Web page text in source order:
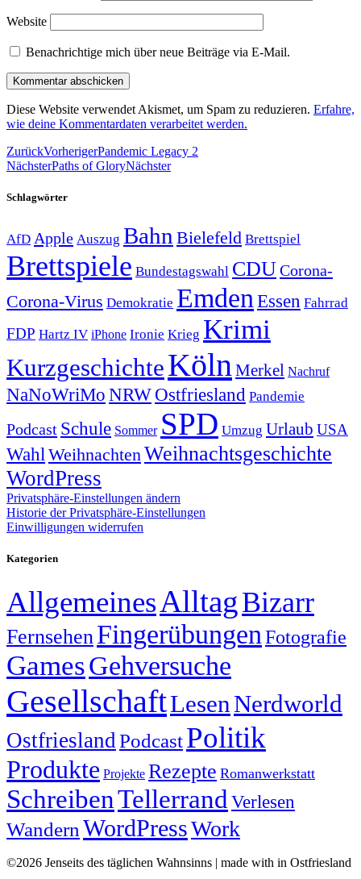
Website
Benachrichtige mich über neue Beiträge via E-Mail.
Diese Website verwendet Akismet, um Spam zu reduzieren. Erfahre,
wie deine Kommentardaten verarbeitet werden.
ZurückVorherigerPandemic Legacy 2
NächsterPaths of GloryNächster
Schlagwörter
AfD Apple Auszug Bahn Bielefeld Brettspiel
Brettspiele Bundestagswahl CDUCorona-
Corona-Virus Demokratie Emden Essen Fahrrad
FDP Hartz IV iPhone Ironie Krieg Krimi
KurzgeschichteKöln Merkel Nachruf
NaNoWriMo NRWOstfriesland Pandemie
Podcast Schule Sommer SPD Umzug Urlaub USA
Wahl Weihnachten Weihnachtsgeschichte
WordPress
Privatsphäre-Einstellungen ändern
Historie der Privatsphäre-Einstellungen
Einwilligungen widerrufen
Kategorien
AllgemeinesAlltagBizarr
FernsehenFingerübungen Fotografie
GamesGehversuche
GesellschaftLesen Nerdworld
Ostfriesland PodcastPolitik
Produkte Projekte Rezepte Romanwerkstatt
SchreibenTellerrand Verlesen
Wandern WordPressWork
©2026 Jenseits des täglichen Wahnsinns | made with in Ostfriesland